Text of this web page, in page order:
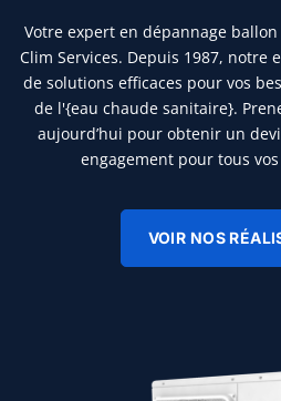
Votre expert en dépannage ballon
Clim Services. Depuis 1987, notre
de solutions efficaces pour vos
de l'{eau chaude sanitaire}.
aujourd’hui pour obtenir un
engagement pour tous
VOIR NOS